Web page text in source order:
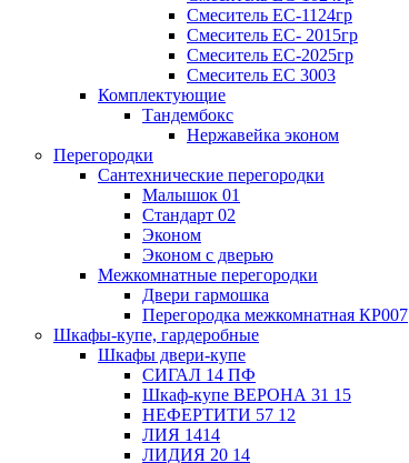
Смеситель ЕС-1124гр
Смеситель ЕС- 2015гр
Смеситель ЕС-2025гр
Смеситель ЕС 3003
Комплектующие
Тандембокс
Нержавейка эконом
Перегородки
Сантехнические перегородки
Малышок 01
Стандарт 02
Эконом
Эконом с дверью
Межкомнатные перегородки
Двери гармошка
Перегородка межкомнатная КР007
Шкафы-купе, гардеробные
Шкафы двери-купе
СИГАЛ 14 ПФ
Шкаф-купе ВЕРОНА 31 15
НЕФЕРТИТИ 57 12
ЛИЯ 1414
ЛИДИЯ 20 14